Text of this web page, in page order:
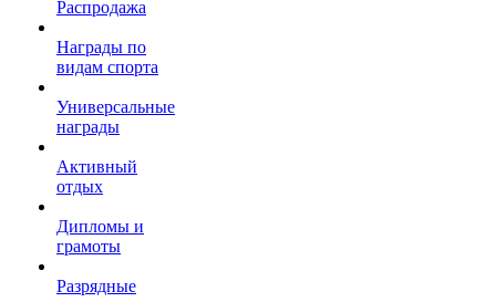
Распродажа
Награды по
видам спорта
Универсальные
награды
Активный
отдых
Дипломы и
грамоты
Разрядные